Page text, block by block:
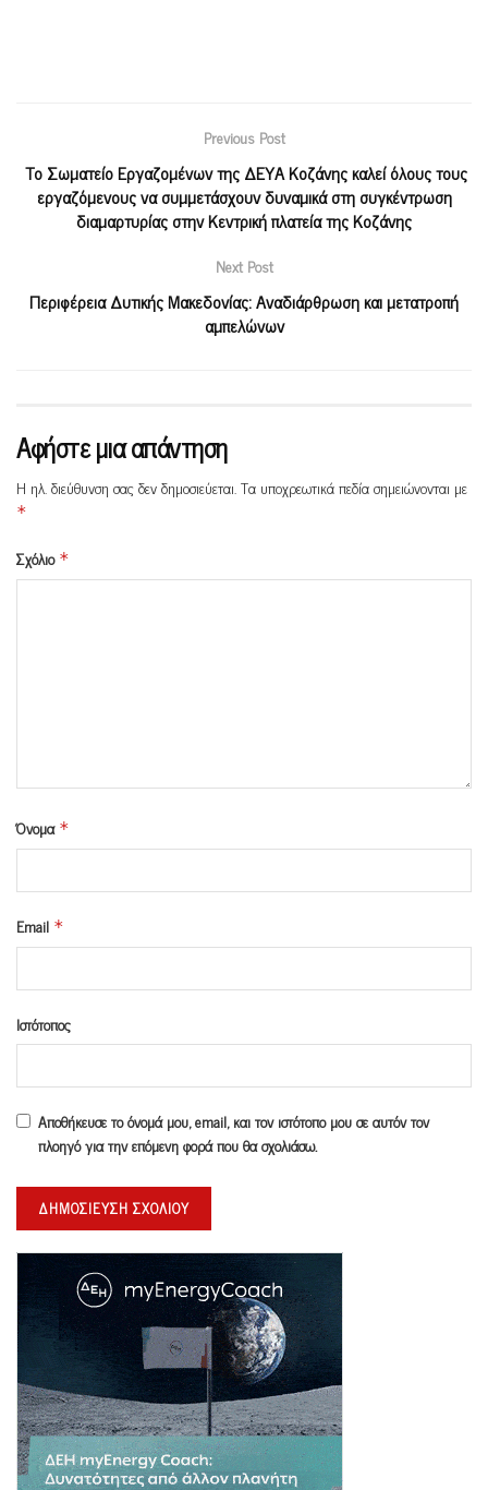
Previous Post
Το Σωματείο Εργαζομένων της ΔΕΥΑ Κοζάνης καλεί όλους τους
εργαζόμενους να συμμετάσχουν δυναμικά στη συγκέντρωση
διαμαρτυρίας στην Κεντρική πλατεία της Κοζάνης
Next Post
Περιφέρεια Δυτικής Μακεδονίας: Αναδιάρθρωση και μετατροπή
αμπελώνων
Αφήστε μια απάντηση
Η ηλ. διεύθυνση σας δεν δημοσιεύεται. Τα υποχρεωτικά πεδία σημειώνονται με
*
Σχόλιο *
Όνομα *
Email *
Ιστότοπος
Αποθήκευσε το όνομά μου, email, και τον ιστότοπο μου σε αυτόν τον
πλοηγό για την επόμενη φορά που θα σχολιάσω.